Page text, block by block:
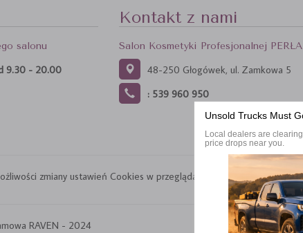
salonu
9.30 - 20.00
Kontakt z nami
Salon Kosmetyki Profesjonalnej PERŁA
48-250 Głogówek, ul. Zamkowa 5
: 539 960 950
zmiany ustawień Cookies w przeglądarce. Kliknij tutaj.
RAVEN - 2024